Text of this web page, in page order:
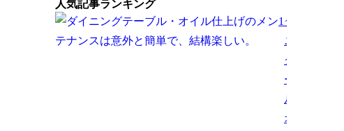
人気記事ランキング
1 ダイ
ニン
グテ
ーブ
ル・
オイ